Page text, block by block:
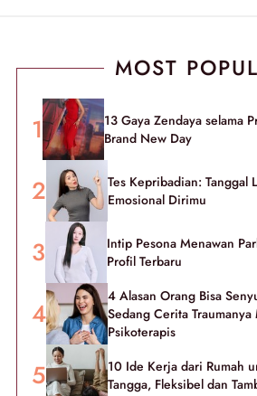
MOST
13 Gaya Zendaya selama
Brand New Day
Tes Kepribadian: Tanggal
Emosional Dirimu
Intip Pesona Menawan
Profil Terbaru
4 Alasan Orang Bisa
Sedang Cerita
Psikoterapis
10 Ide Kerja dari Rumah
Tangga, Fleksibel dan